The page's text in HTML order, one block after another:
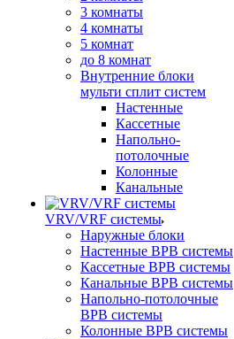
3 комнаты
4 комнаты
5 комнат
до 8 комнат
Внутренние блоки
мульти сплит систем
Настенные
Кассетные
Напольно-
потолочные
Колонные
Канальные
VRV/VRF системы
Наружные блоки
Настенные ВРВ системы
Кассетные ВРВ системы
Канальные ВРВ системы
Напольно-потолочные
ВРВ системы
Колонные ВРВ системы